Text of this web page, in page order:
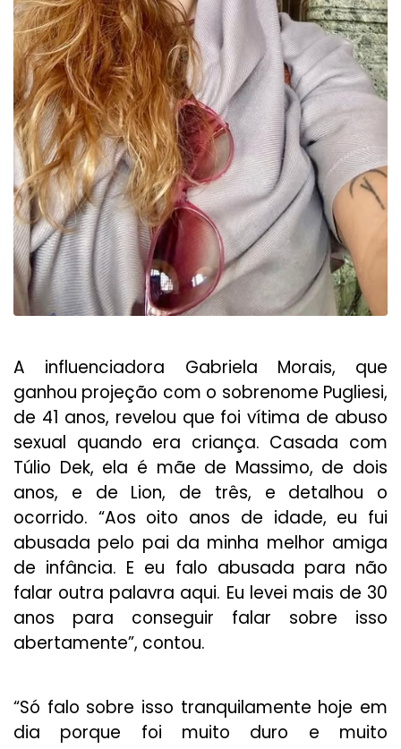
A influenciadora Gabriela Morais, que
ganhou projeção com o sobrenome Pugliesi,
de 41 anos, revelou que foi vítima de abuso
sexual quando era criança. Casada com
Túlio Dek, ela é mãe de Massimo, de dois
anos, e de Lion, de três, e detalhou o
ocorrido. “Aos oito anos de idade, eu fui
abusada pelo pai da minha melhor amiga
de infância. E eu falo abusada para não
falar outra palavra aqui. Eu levei mais de 30
anos para conseguir falar sobre isso
abertamente”, contou.
“Só falo sobre isso tranquilamente hoje em
dia porque foi muito duro e muito